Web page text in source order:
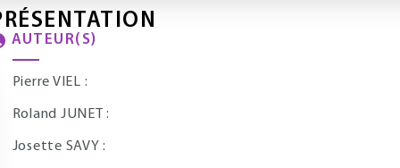
AUTEUR(S)
Pierre VIEL :
Roland JUNET :
Josette SAVY :